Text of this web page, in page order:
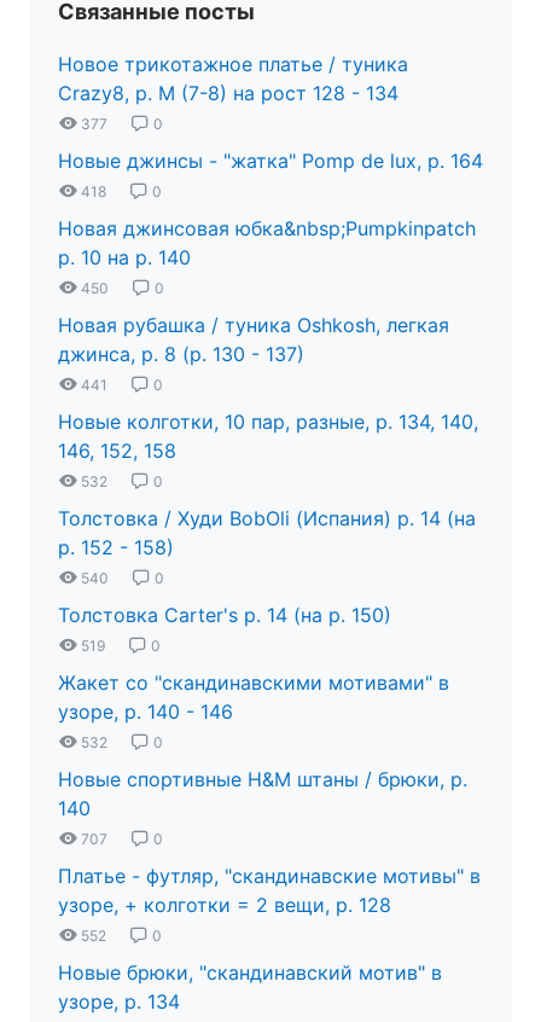
Связанные посты
Новое трикотажное платье / туника
Crazy8, р. М (7-8) на рост 128 - 134
377 0
Новые джинсы - "жатка" Pomp de lux, р. 164
418 0
Новая джинсовая юбка&nbsp;Pumpkinpatch
р. 10 на р. 140
450 0
Новая рубашка / туника Oshkosh, легкая
джинса, р. 8 (р. 130 - 137)
441 0
Новые колготки, 10 пар, разные, р. 134, 140,
146, 152, 158
532 0
Толстовка / Худи BobOli (Испания) р. 14 (на
р. 152 - 158)
540 0
Толстовка Carter's р. 14 (на р. 150)
519 0
Жакет со "скандинавскими мотивами" в
узоре, р. 140 - 146
532 0
Новые спортивные H&M штаны / брюки, р.
140
707 0
Платье - футляр, "скандинавские мотивы" в
узоре, + колготки = 2 вещи, р. 128
552 0
Новые брюки, "скандинавский мотив" в
узоре, р. 134